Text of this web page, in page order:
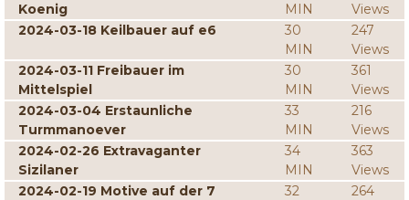
Koenig
MIN
Views
2024-03-18 Keilbauer auf e6
30
MIN
247
Views
2024-03-11 Freibauer im
Mittelspiel
30
MIN
361
Views
2024-03-04 Erstaunliche
Turmmanoever
33
MIN
216
Views
2024-02-26 Extravaganter
Sizilaner
34
MIN
363
Views
2024-02-19 Motive auf der 7
32
264